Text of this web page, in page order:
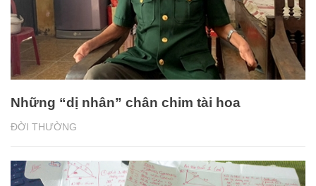
ĐỜI THƯỜNG
Những “dị nhân” chân chim tài hoa